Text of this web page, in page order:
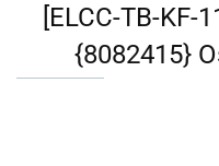
[ELCC-TB-KF-
{8082415}